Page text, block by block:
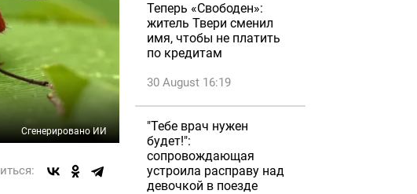
Сгенерировано ИИ
Теперь «Свободен»:
житель Твери сменил
имя, чтобы не платить
по кредитам
30 August 16:19
"Тебе врач нужен
будет!":
сопровождающая
устроила расправу над
девочкой в поезде